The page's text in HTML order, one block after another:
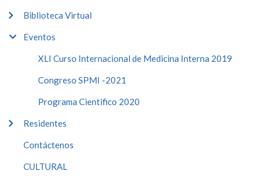
Biblioteca Virtual
Eventos
XLI Curso Internacional de Medicina Interna 2019
Congreso SPMI -2021
Programa Cientifico 2020
Residentes
Contáctenos
CULTURAL